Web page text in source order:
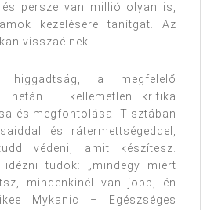
és persze van millió olyan is,
kezelésére tanítgat. Az
visszaélnek.
higgadtság, a megfelelő
netán – kellemetlen kritika
és megfontolása. Tisztában
és rátermettségeddel,
védeni, amit készítesz.
tudok: „mindegy miért
mindenkinél van jobb, én
Mykanic – Egészséges